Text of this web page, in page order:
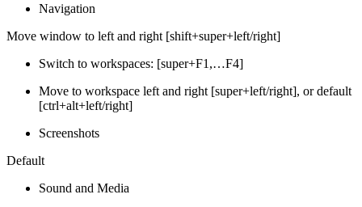
Navigation
Move window to left and right [shift+super+left/right]
Switch to workspaces: [super+F1,…F4]
Move to workspace left and right [super+left/right], or default
[ctrl+alt+left/right]
Screenshots
Default
Sound and Media